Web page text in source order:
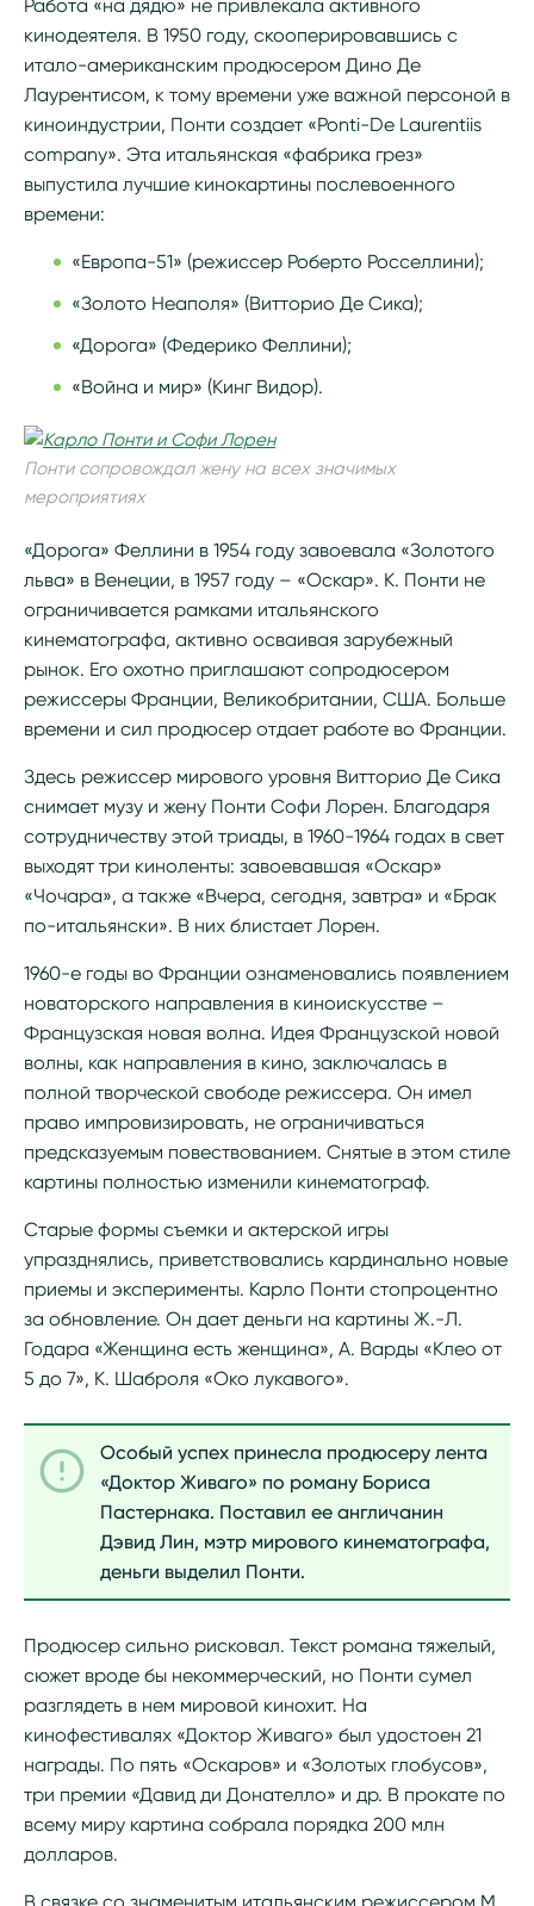
Работа «на дядю» не привлекала активного
кинодеятеля. В 1950 году, скооперировавшись с
итало-американским продюсером Дино Де
Лаурентисом, к тому времени уже важной персоной в
киноиндустрии, Понти создает «Ponti-De Laurentiis
company». Эта итальянская «фабрика грез»
выпустила лучшие кинокартины послевоенного
времени:
«Европа-51» (режиссер Роберто Росселлини);
«Золото Неаполя» (Витторио Де Сика);
«Дорога» (Федерико Феллини);
«Война и мир» (Кинг Видор).
Понти сопровождал жену на всех значимых
мероприятиях
«Дорога» Феллини в 1954 году завоевала «Золотого
льва» в Венеции, в 1957 году – «Оскар». К. Понти не
ограничивается рамками итальянского
кинематографа, активно осваивая зарубежный
рынок. Его охотно приглашают сопродюсером
режиссеры Франции, Великобритании, США. Больше
времени и сил продюсер отдает работе во Франции.
Здесь режиссер мирового уровня Витторио Де Сика
снимает музу и жену Понти Софи Лорен. Благодаря
сотрудничеству этой триады, в 1960-1964 годах в свет
выходят три киноленты: завоевавшая «Оскар»
«Чочара», а также «Вчера, сегодня, завтра» и «Брак
по-итальянски». В них блистает Лорен.
1960-е годы во Франции ознаменовались появлением
новаторского направления в киноискусстве –
Французская новая волна. Идея Французской новой
волны, как направления в кино, заключалась в
полной творческой свободе режиссера. Он имел
право импровизировать, не ограничиваться
предсказуемым повествованием. Снятые в этом стиле
картины полностью изменили кинематограф.
Старые формы съемки и актерской игры
упразднялись, приветствовались кардинально новые
приемы и эксперименты. Карло Понти стопроцентно
за обновление. Он дает деньги на картины Ж.‑Л.
Годара «Женщина есть женщина», А. Варды «Клео от
5 до 7», К. Шаброля «Око лукавого».
Особый успех принесла продюсеру лента
«Доктор Живаго» по роману Бориса
Пастернака. Поставил ее англичанин
Дэвид Лин, мэтр мирового кинематографа,
деньги выделил Понти.
Продюсер сильно рисковал. Текст романа тяжелый,
сюжет вроде бы некоммерческий, но Понти сумел
разглядеть в нем мировой кинохит. На
кинофестивалях «Доктор Живаго» был удостоен 21
награды. По пять «Оскаров» и «Золотых глобусов»,
три премии «Давид ди Донателло» и др. В прокате по
всему миру картина собрала порядка 200 млн
долларов.